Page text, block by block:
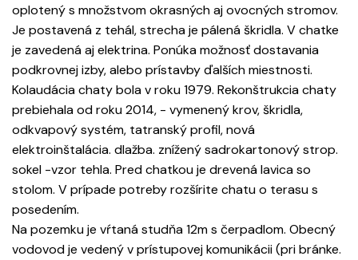
oplotený s množstvom okrasných aj ovocných stromov.
Je postavená z tehál, strecha je pálená škridla. V chatke
je zavedená aj elektrina. Ponúka možnosť dostavania
podkrovnej izby, alebo prístavby ďalších miestnosti.
Kolaudácia chaty bola v roku 1979. Rekonštrukcia chaty
prebiehala od roku 2014, - vymenený krov, škridla,
odkvapový systém, tatranský profil, nová
elektroinštalácia. dlažba. znížený sadrokartonový strop.
sokel -vzor tehla. Pred chatkou je drevená lavica so
stolom. V prípade potreby rozšírite chatu o terasu s
posedením.
Na pozemku je vŕtaná studňa 12m s čerpadlom. Obecný
vodovod je vedený v prístupovej komunikácii (pri bránke.